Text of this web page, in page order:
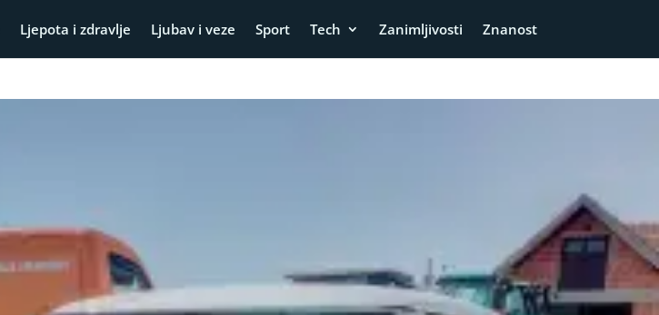
Ljepota i zdravlje Ljubav i veze Sport Tech Zanimljivosti Znanost